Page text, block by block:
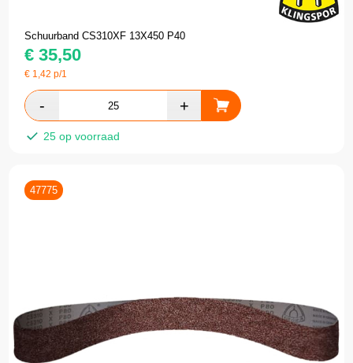
Schuurband CS310XF 13X450 P40
€ 35,50
€ 1,42 p/1
25 op voorraad
47775